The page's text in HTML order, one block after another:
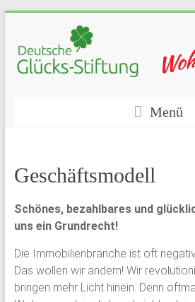
Menü
Geschäftsmodell
Schönes, bezahlbares und
uns ein Grundrecht!
Die Immobilienbranche ist oft
Das wollen wir ändern! Wir
bringen mehr Licht hinein. Denn